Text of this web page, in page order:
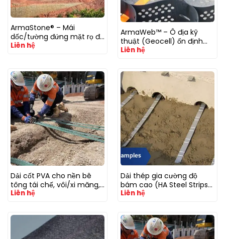
ArmaStone® – Mái
dốc/tường đứng mặt rọ đá
có cốt
Liên hệ
ArmaWeb™ – Ô địa kỹ
thuật (Geocell) ổn định
nền & mái dốc
Liên hệ
Dải cốt PVA cho nền bê
tông tái chế, vôi/xi măng,
pH cao; bản HA tăng độ
Liên hệ
Dải thép gia cường độ
bám cao (HA Steel Strips)
– cốt thép mạ kẽm
Liên hệ